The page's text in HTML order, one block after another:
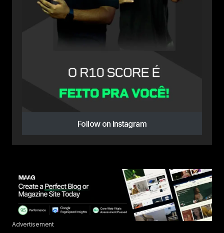
Follow on Instagram
Advertisement